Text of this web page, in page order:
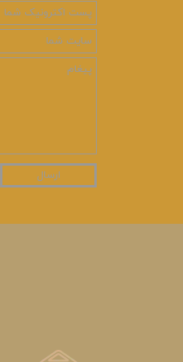
ارسال